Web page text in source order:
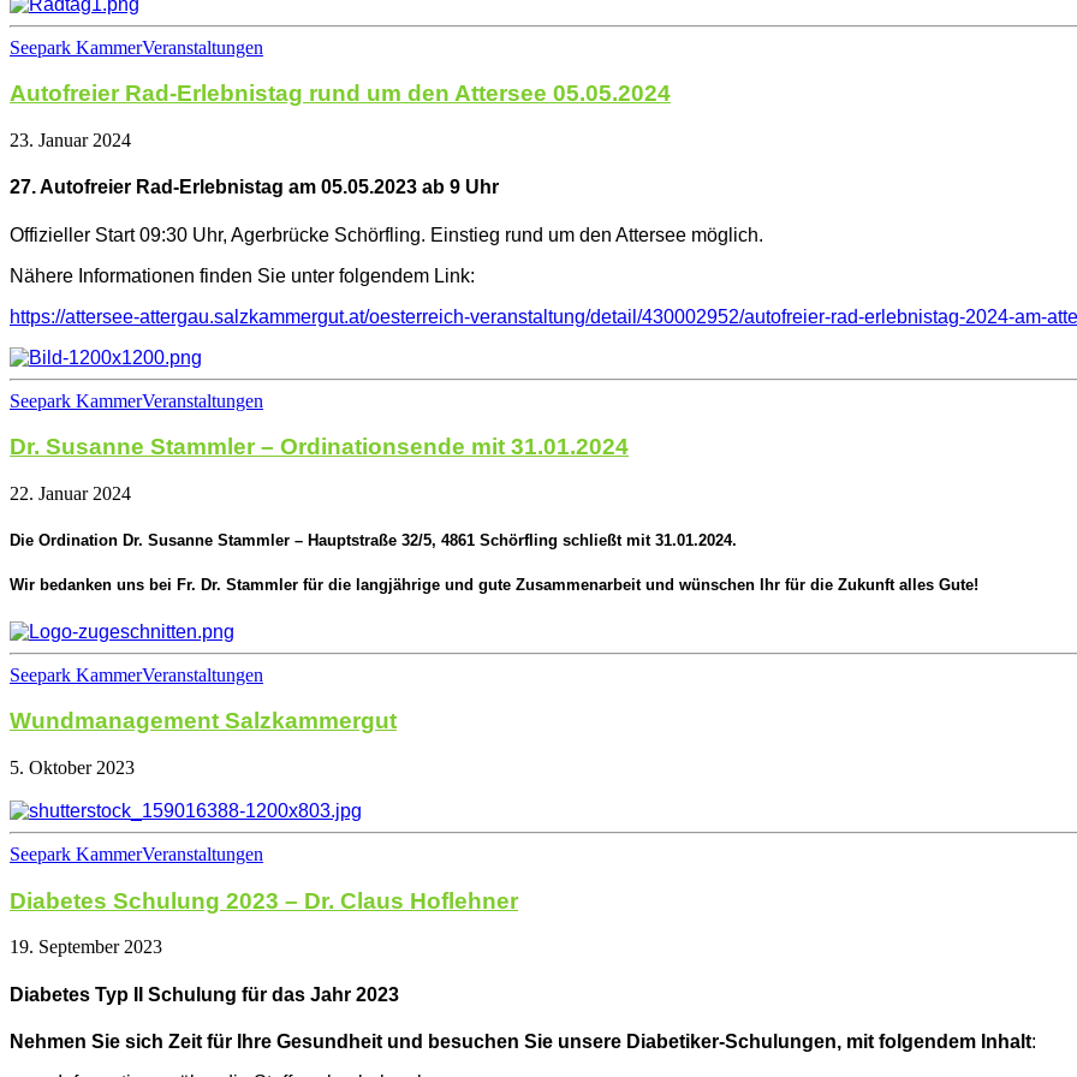
Seepark KammerVeranstaltungen
Autofreier Rad-Erlebnistag rund um den Attersee 05.05.2024
23. Januar 2024
27. Autofreier Rad-Erlebnistag am 05.05.2023 ab 9 Uhr
Offizieller Start 09:30 Uhr, Agerbrücke Schörfling. Einstieg rund um den Attersee möglich.
Nähere Informationen finden Sie unter folgendem Link:
https://attersee-attergau.salzkammergut.at/oesterreich-veranstaltung/detail/430002952/autofreier-rad-erlebnistag-2024-am-
Seepark KammerVeranstaltungen
Dr. Susanne Stammler – Ordinationsende mit 31.01.2024
22. Januar 2024
Die Ordination Dr. Susanne Stammler – Hauptstraße 32/5, 4861 Schörfling schließt mit 31.01.2024.
Wir bedanken uns bei Fr. Dr. Stammler für die langjährige und gute Zusammenarbeit und wünschen Ihr für die Zukunft alles Gute!
Seepark KammerVeranstaltungen
Wundmanagement Salzkammergut
5. Oktober 2023
Seepark KammerVeranstaltungen
Diabetes Schulung 2023 – Dr. Claus Hoflehner
19. September 2023
Diabetes Typ II Schulung für das Jahr 2023
Nehmen Sie sich Zeit für Ihre Gesundheit und besuchen Sie unsere Diabetiker-Schulungen, mit folgendem Inhalt: